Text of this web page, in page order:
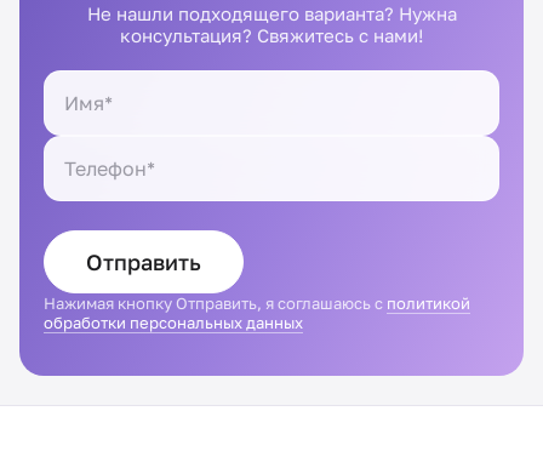
Не нашли подходящего варианта? Нужна
консультация? Свяжитесь с нами!
Отправить
Нажимая кнопку Отправить, я соглашаюсь с политикой
обработки персональных данных